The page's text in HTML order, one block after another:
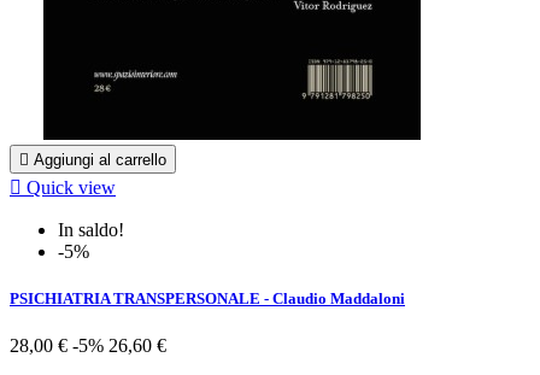
 Aggiungi al carrello
 Quick view
In saldo!
-5%
PSICHIATRIA TRANSPERSONALE - Claudio Maddaloni
28,00 € -5% 26,60 €